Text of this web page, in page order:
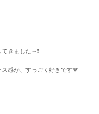
きました～❗️
感が、すっごく好きです🧡